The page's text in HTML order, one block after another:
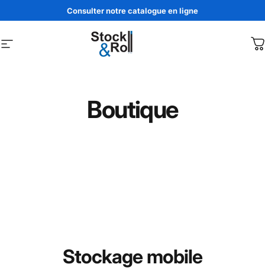
Passer au contenuConsulter notre catalogue en ligne
Navigation Stock & Roll
Boutique
Stockage mobile